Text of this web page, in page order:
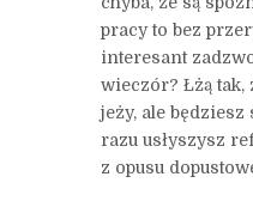
pracy to bez
interesant
wieczór? Łżą tak,
jeży, ale będziesz
razu usłyszysz
z opusu